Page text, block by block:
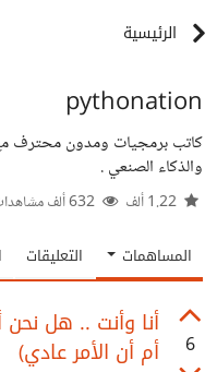
الرئيسية
pythonation
كاتب برمجيات ومدون محترف
والذكاء الصنعي .
المساهمات التعليقات
6
أنا وأنت .. هل
أم أن الأمر عادي)